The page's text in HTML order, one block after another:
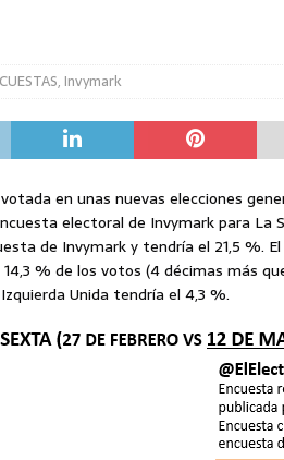
, Invymark
en unas nuevas elecciones
electoral de Invymark para La
de Invymark y tendría el 21,5 %.
% de los votos (4 décimas más
Unida tendría el 4,3 %.